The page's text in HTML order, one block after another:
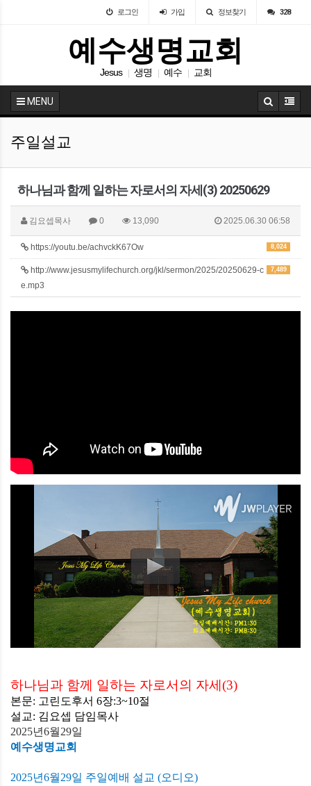
로그인 가입 정보찾기 328
예수생명교회
Jesus 생명 예수 교회
MENU
주일설교
하나님과 함께 일하는 자로서의 자세(3) 20250629
김요셉목사 0 13,090 2025.06.30 06:58
8,024
https://youtu.be/achvckK67Ow
7,489
http://www.jesusmylifechurch.org/jkl/sermon/2025/20250629-c
e.mp3
하나님과 함께 일하는 자로서의 자세 (3)
본문: 고린도후서 6장:3~10절
설교: 김요셉 담임목사
2025년6월29일
예수생명교회
2025년6월29일 주일예배 설교 (오디오)